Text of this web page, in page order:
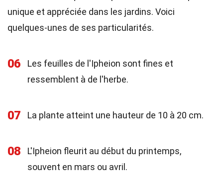
unique et appréciée dans les jardins. Voici
quelques-unes de ses particularités.
06
Les feuilles de l'Ipheion sont fines et
ressemblent à de l'herbe.
07 La plante atteint une hauteur de 10 à 20 cm.
08
L'Ipheion fleurit au début du printemps,
souvent en mars ou avril.